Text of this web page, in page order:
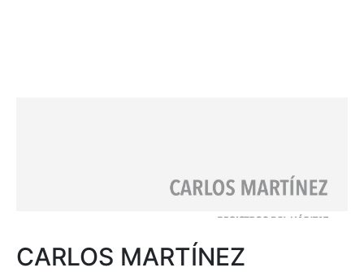
CARLOS MARTÍNEZ